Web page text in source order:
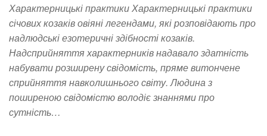
Характерницькі практики Характерницькі практики
січових козаків овіяні легендами, які розповідають про
надлюдські езотеричні здібності козаків.
Надсприйняття характерників надавало здатність
набувати розширену свідомість, пряме витончене
сприйняття навколишнього світу. Людина з
поширеною свідомістю володіє знаннями про
сутність…